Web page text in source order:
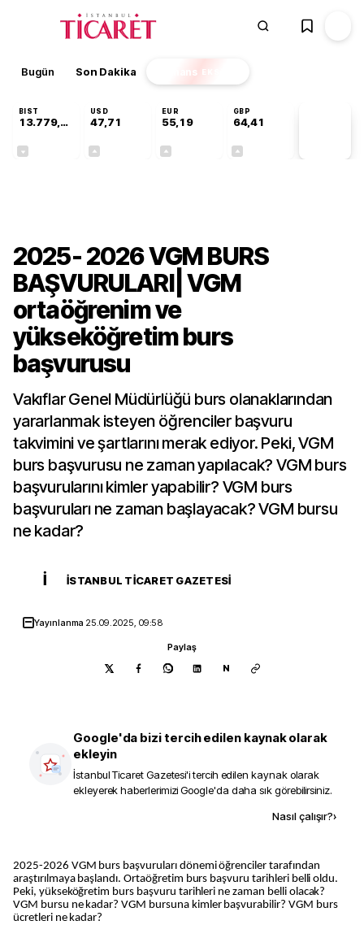
Bugün Son Dakika Finans EKSTRA
BIST
13.779,39
USD
47,71
EUR
55,19
GBP
64,41
2025- 2026 VGM BURS
BAŞVURULARI| VGM
ortaöğrenim ve
yükseköğretim burs
başvurusu
Vakıflar Genel Müdürlüğü burs olanaklarından
yararlanmak isteyen öğrenciler başvuru
takvimini ve şartlarını merak ediyor. Peki, VGM
burs başvurusu ne zaman yapılacak? VGM burs
başvurularını kimler yapabilir? VGM burs
başvuruları ne zaman başlayacak? VGM bursu
ne kadar?
İ İSTANBUL TICARET GAZETESI
Yayınlanma 25.09.2025, 09:58
Paylaş
N
Google'da bizi tercih edilen kaynak olarak
ekleyin
İstanbul Ticaret Gazetesi'i tercih edilen kaynak olarak
ekleyerek haberlerimizi Google'da daha sık görebilirsiniz.
Nasıl çalışır?›
2025-2026 VGM burs başvuruları dönemi öğrenciler tarafından
araştırılmaya başlandı. Ortaöğretim burs başvuru tarihleri belli oldu.
Peki, yükseköğretim burs başvuru tarihleri ne zaman belli olacak?
VGM bursu ne kadar? VGM bursuna kimler başvurabilir? VGM burs
ücretleri ne kadar?